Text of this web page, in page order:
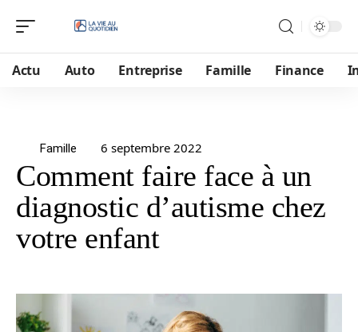
Actu Auto Entreprise Famille Finance
Famille 6 septembre 2022
Comment faire face à un
diagnostic d’autisme chez
votre enfant